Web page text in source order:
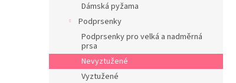
l
Dámská pyžama
Podprsenky
Podprsenky pro velká a nadměrná
prsa
Nevyztužené
Vyztužené